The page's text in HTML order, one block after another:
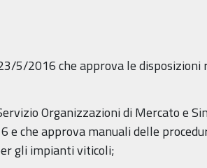
5/2016 che approva le
Organizzazioni di Mercato e
e che approva manuali delle
gli impianti viticoli;